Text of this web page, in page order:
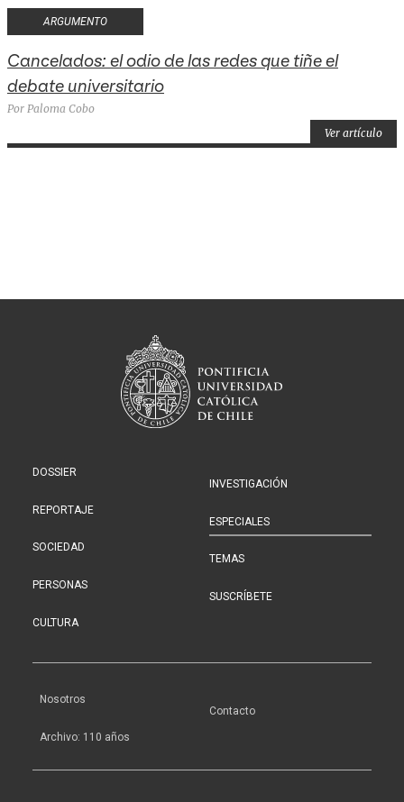
ARGUMENTO
Cancelados: el odio de las redes que tiñe el
debate universitario
Por Paloma Cobo
Ver artículo
DOSSIER
REPORTAJE
SOCIEDAD
PERSONAS
CULTURA
INVESTIGACIÓN
ESPECIALES
TEMAS
SUSCRÍBETE
Nosotros
Archivo: 110 años
Contacto